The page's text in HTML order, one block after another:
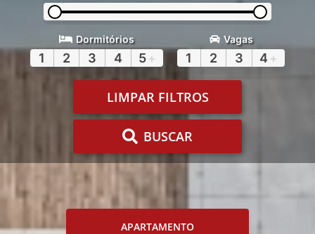
Dormitórios
1 2 3 4 5+
Vagas
1 2 3 4 +
LIMPAR FILTROS
BUSCAR
APARTAMENTO